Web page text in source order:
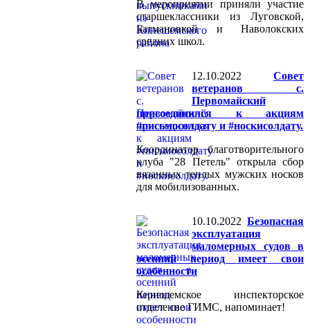
В мероприятии приняли участие
старшеклассники из Луговской,
Батмановкой и Наволокских
средних школ.
12.10.2022
Совет
ветеранов с.
Первомайский
присоединился к акциям
#письмосолдату и #носкисолдату.
Координатор благотворительного
клуба "28 Петель" открыла сбор
вязанных теплых мужских носков
для мобилизованных.
10.10.2022 Безопасная
эксплуатация
маломерных судов в
осенний период имеет свои
особенности
Кинешемское инспекторское
отделение ГИМС, напоминает!